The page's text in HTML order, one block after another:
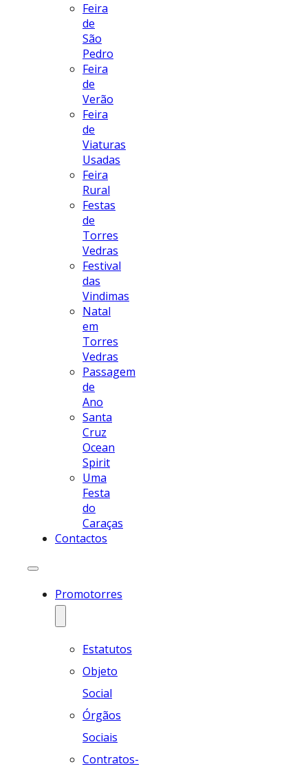
Feira
de
São
Pedro
Feira
de
Verão
Feira
de
Viaturas
Usadas
Feira
Rural
Festas
de
Torres
Vedras
Festival
das
Vindimas
Natal
em
Torres
Vedras
Passagem
de
Ano
Santa
Cruz
Ocean
Spirit
Uma
Festa
do
Caraças
Contactos
Promotorres
Estatutos
Objeto
Social
Órgãos
Sociais
Contratos-